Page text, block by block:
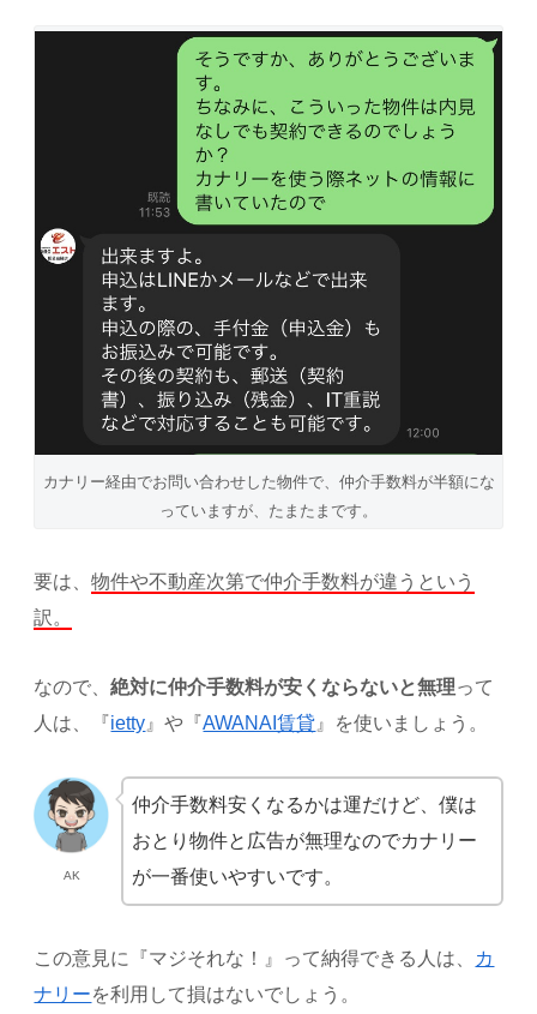
カナリー経由でお問い合わせした物件で、仲介手数料が半額にな
っていますが、たまたまです。
要は、物件や不動産次第で仲介手数料が違うという
訳。
なので、絶対に仲介手数料が安くならないと無理って
人は、『ietty』や『AWANAI賃貸』を使いましょう。
AK
仲介手数料安くなるかは運だけど、僕は
おとり物件と広告が無理なのでカナリー
が一番使いやすいです。
この意見に『マジそれな！』って納得できる人は、 カ
ナリーを利用して損はないでしょう。